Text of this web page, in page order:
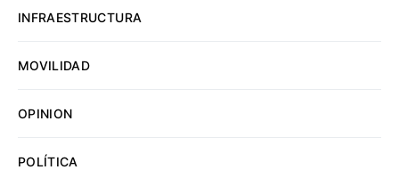
INFRAESTRUCTURA
MOVILIDAD
OPINION
POLÍTICA